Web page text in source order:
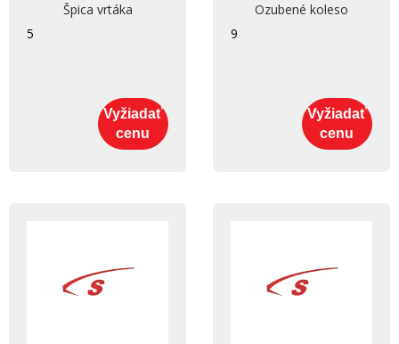
Špica vrtáka
5
Vyžiadať
cenu
Ozubené koleso
9
Vyžiadať
cenu